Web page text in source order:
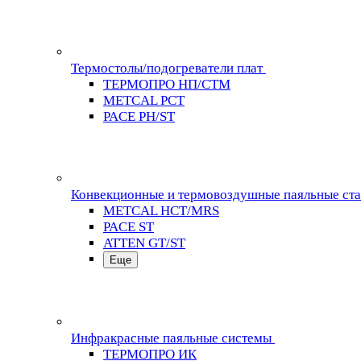
Термостолы/подогреватели плат
ТЕРМОПРО НП/СТМ
METCAL PCT
PACE PH/ST
Конвекционные и термовоздушные паяльные
METCAL HCT/MRS
PACE ST
ATTEN GT/ST
Еще
Инфракрасные паяльные системы
ТЕРМОПРО ИК